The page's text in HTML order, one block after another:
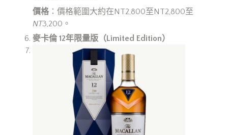
價格 ：價格範圍大約在NT2,800至NT2,800至
NT3,200。
麥卡倫 12年限量版（Limited Edition）